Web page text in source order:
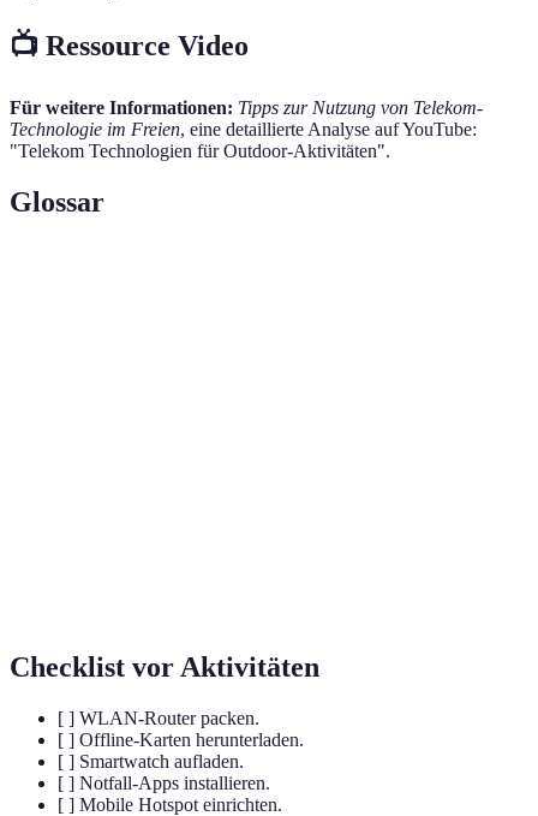
📺 Ressource Video
Für weitere Informationen: Tipps zur Nutzung von Telekom-
Technologie im Freien, eine detaillierte Analyse auf YouTube:
"Telekom Technologien für Outdoor-Aktivitäten".
Glossar
Checklist vor Aktivitäten
[ ] WLAN-Router packen.
[ ] Offline-Karten herunterladen.
[ ] Smartwatch aufladen.
[ ] Notfall-Apps installieren.
[ ] Mobile Hotspot einrichten.